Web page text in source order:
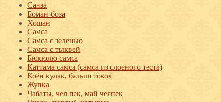
Санза
Боман-боза
Хошан
Самса
Самса с зеленью
Самса с тыквой
Бюкюлю самса
Каттама самса (самса из слоеного теста)
Коён кулак, балыш токоч
Жупка
Чабаты, чел пек, май челпек